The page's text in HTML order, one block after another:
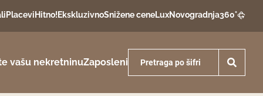
Placevi Hitno! EkskluzivnoSnižene ceneLuxNovogradnja360°
vašu nekretninuZaposleni